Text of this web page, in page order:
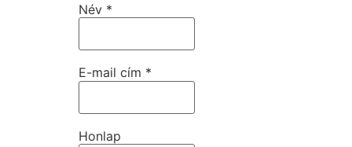
Név *
E-mail cím *
Honlap